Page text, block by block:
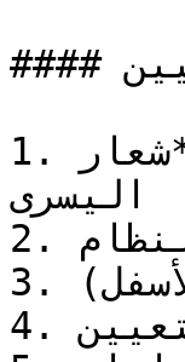
#### الخطوة 1: بدء إعادة التعيين
1. انقر على **شعار Apple** (⎋) في الزاوية العلوية
اليسرى
2. حدد "**إعدادات النظام**"
3. انقر على "**عام**" (في الأسفل)
4. حدد "**النقل أو إعادة التعيين**"